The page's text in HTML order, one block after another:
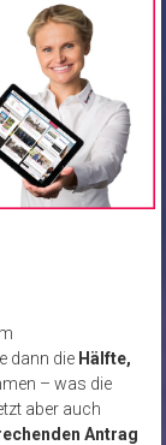
dann dieHälfte,
– was die
aber auch
Antrag